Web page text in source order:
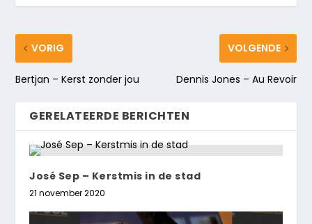
VORIG
Bertjan – Kerst zonder jou
VOLGENDE
Dennis Jones – Au Revoir
GERELATEERDE BERICHTEN
José Sep – Kerstmis in de stad
21 november 2020